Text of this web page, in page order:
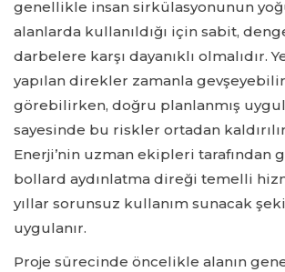
genellikle insan sirkülasyonunun
alanlarda kullanıldığı için sabit,
darbelere karşı dayanıklı olmalıdır.
yapılan direkler zamanla
görebilirken, doğru planlanmış
sayesinde bu riskler ortadan
Enerji’nin uzman ekipleri tarafından
bollard aydınlatma direği temelli
yıllar sorunsuz kullanım sunacak
uygulanır.
Proje sürecinde öncelikle alanın